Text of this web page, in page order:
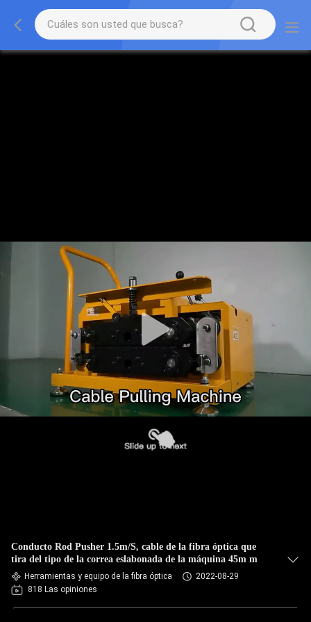
Conducto Rod Pusher 1.5m/S, cable de la fibra óptica que
tira del tipo de la correa eslabonada de la máquina 45m m
Herramientas y equipo de la fibra óptica
2022-08-29
818 Las opiniones